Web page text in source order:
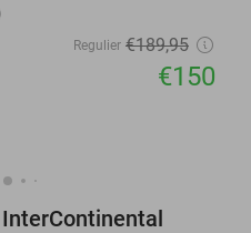
Regulier €189,95
€150